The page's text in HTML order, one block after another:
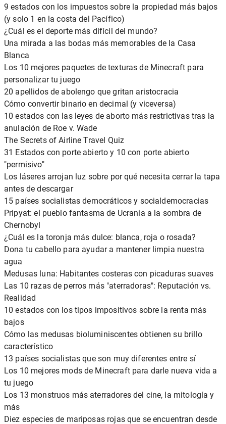
9 estados con los impuestos sobre la propiedad más bajos
(y solo 1 en la costa del Pacífico)
¿Cuál es el deporte más difícil del mundo?
Una mirada a las bodas más memorables de la Casa
Blanca
Los 10 mejores paquetes de texturas de Minecraft para
personalizar tu juego
20 apellidos de abolengo que gritan aristocracia
Cómo convertir binario en decimal (y viceversa)
10 estados con las leyes de aborto más restrictivas tras la
anulación de Roe v. Wade
The Secrets of Airline Travel Quiz
31 Estados con porte abierto y 10 con porte abierto
"permisivo"
Los láseres arrojan luz sobre por qué necesita cerrar la tapa
antes de descargar
15 países socialistas democráticos y socialdemocracias
Pripyat: el pueblo fantasma de Ucrania a la sombra de
Chernobyl
¿Cuál es la toronja más dulce: blanca, roja o rosada?
Dona tu cabello para ayudar a mantener limpia nuestra
agua
Medusas luna: Habitantes costeras con picaduras suaves
Las 10 razas de perros más "aterradoras": Reputación vs.
Realidad
10 estados con los tipos impositivos sobre la renta más
bajos
Cómo las medusas bioluminiscentes obtienen su brillo
característico
13 países socialistas que son muy diferentes entre sí
Los 10 mejores mods de Minecraft para darle nueva vida a
tu juego
Los 13 monstruos más aterradores del cine, la mitología y
más
Diez especies de mariposas rojas que se encuentran desde